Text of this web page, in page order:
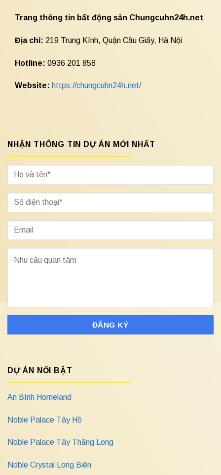
Trang thông tin bất động sản Chungcuhn24h.net
Địa chỉ: 219 Trung Kính, Quận Cầu Giấy, Hà Nội
Hotline: 0936 201 858
Website: https://chungcuhn24h.net/
NHẬN THÔNG TIN DỰ ÁN MỚI NHẤT
DỰ ÁN NỔI BẬT
An Bình Homeland
Noble Palace Tây Hồ
Noble Palace Tây Thăng Long
Noble Crystal Long Biên